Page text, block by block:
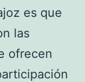
es que
las
ofrecen